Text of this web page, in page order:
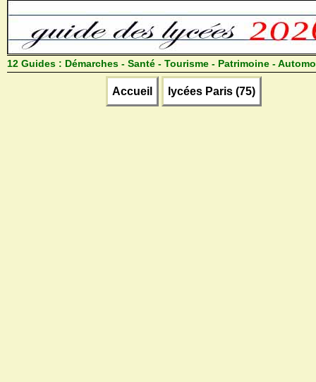
12 Guides : Démarches - Santé - Tourisme - Patrimoine -
Accueil lycées Paris (75)